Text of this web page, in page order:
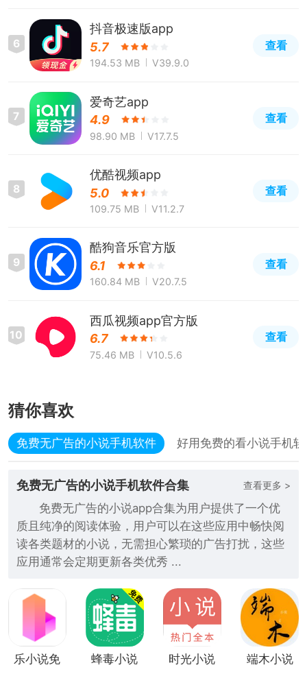
6
抖音极速版app
5.7
194.53 MB V39.9.0
查看
7
爱奇艺app
4.9
98.90 MB V17.7.5
查看
8
优酷视频app
5.0
109.75 MB V11.2.7
查看
9
酷狗音乐官方版
6.1
160.84 MB V20.7.5
查看
10
西瓜视频app官方版
6.7
75.46 MB V10.5.6
查看
猜你喜欢
免费无广告的小说手机软件 好用免费的看小说手机
免费无广告的小说手机软件合集 查看更多 >
免费无广告的小说app合集为用户提供了一个优
质且纯净的阅读体验，用户可以在这些应用中畅快阅
读各类题材的小说，无需担心繁琐的广告打扰，这些
应用通常会定期更新各类优秀 ...
乐小说免
蜂毒小说 时光小说 端木小说